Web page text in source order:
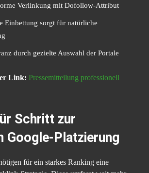
Verlinkung mit Dofollow-Attribut
Einbettung sorgt für natürliche
durch gezielte Auswahl der Portale
Link: Pressemitteilung professionell
Schritt zur
Google-Platzierung
für ein starkes Ranking eine